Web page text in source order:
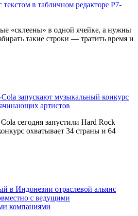
в табличном редакторе Р7-
«склеены» в одной ячейке, а нужны
такие строки — тратить время и
запускают музыкальный конкурс
артистов
сегодня запустили Hard Rock
охватывает 34 страны и 64
в Индонезии отраслевой альянс
с ведущими
компаниями